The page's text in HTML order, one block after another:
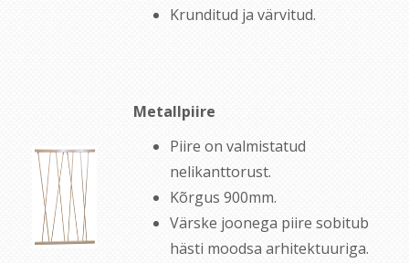
Krunditud ja värvitud.
Metallpiire
Piire on valmistatud
nelikanttorust.
Kõrgus 900mm.
Värske joonega piire sobitub
hästi moodsa arhitektuuriga.